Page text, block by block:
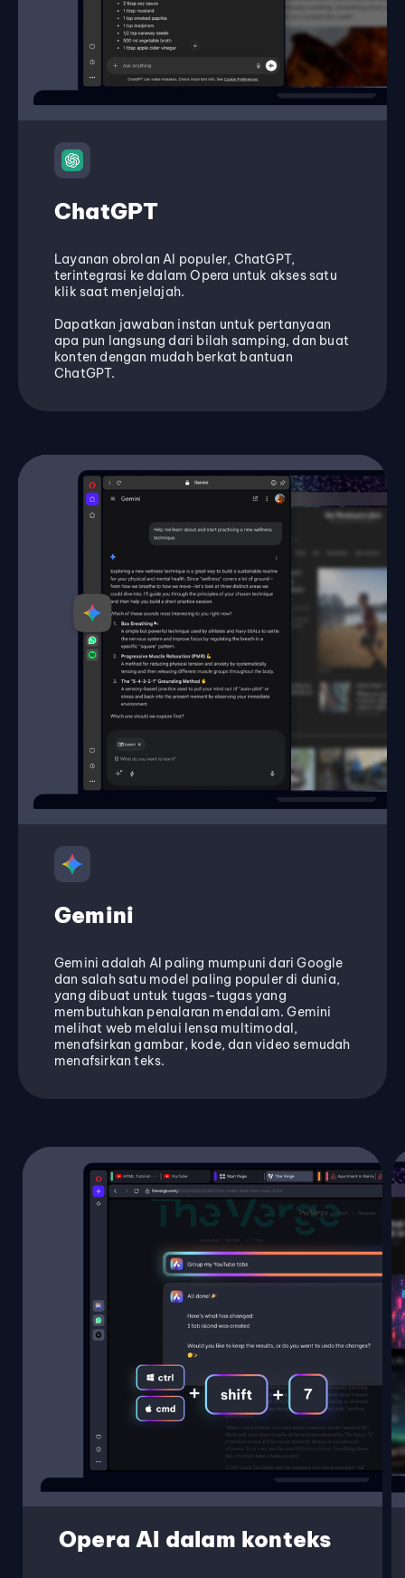
ChatGPT
Layanan obrolan AI populer, ChatGPT,
terintegrasi ke dalam Opera untuk akses satu
klik saat menjelajah.
Dapatkan jawaban instan untuk pertanyaan
apa pun langsung dari bilah samping, dan buat
konten dengan mudah berkat bantuan
ChatGPT.
Gemini
Gemini adalah AI paling mumpuni dari Google
dan salah satu model paling populer di dunia,
yang dibuat untuk tugas-tugas yang
membutuhkan penalaran mendalam. Gemini
melihat web melalui lensa multimodal,
menafsirkan gambar, kode, dan video semudah
menafsirkan teks.
Opera AI dalam konteks